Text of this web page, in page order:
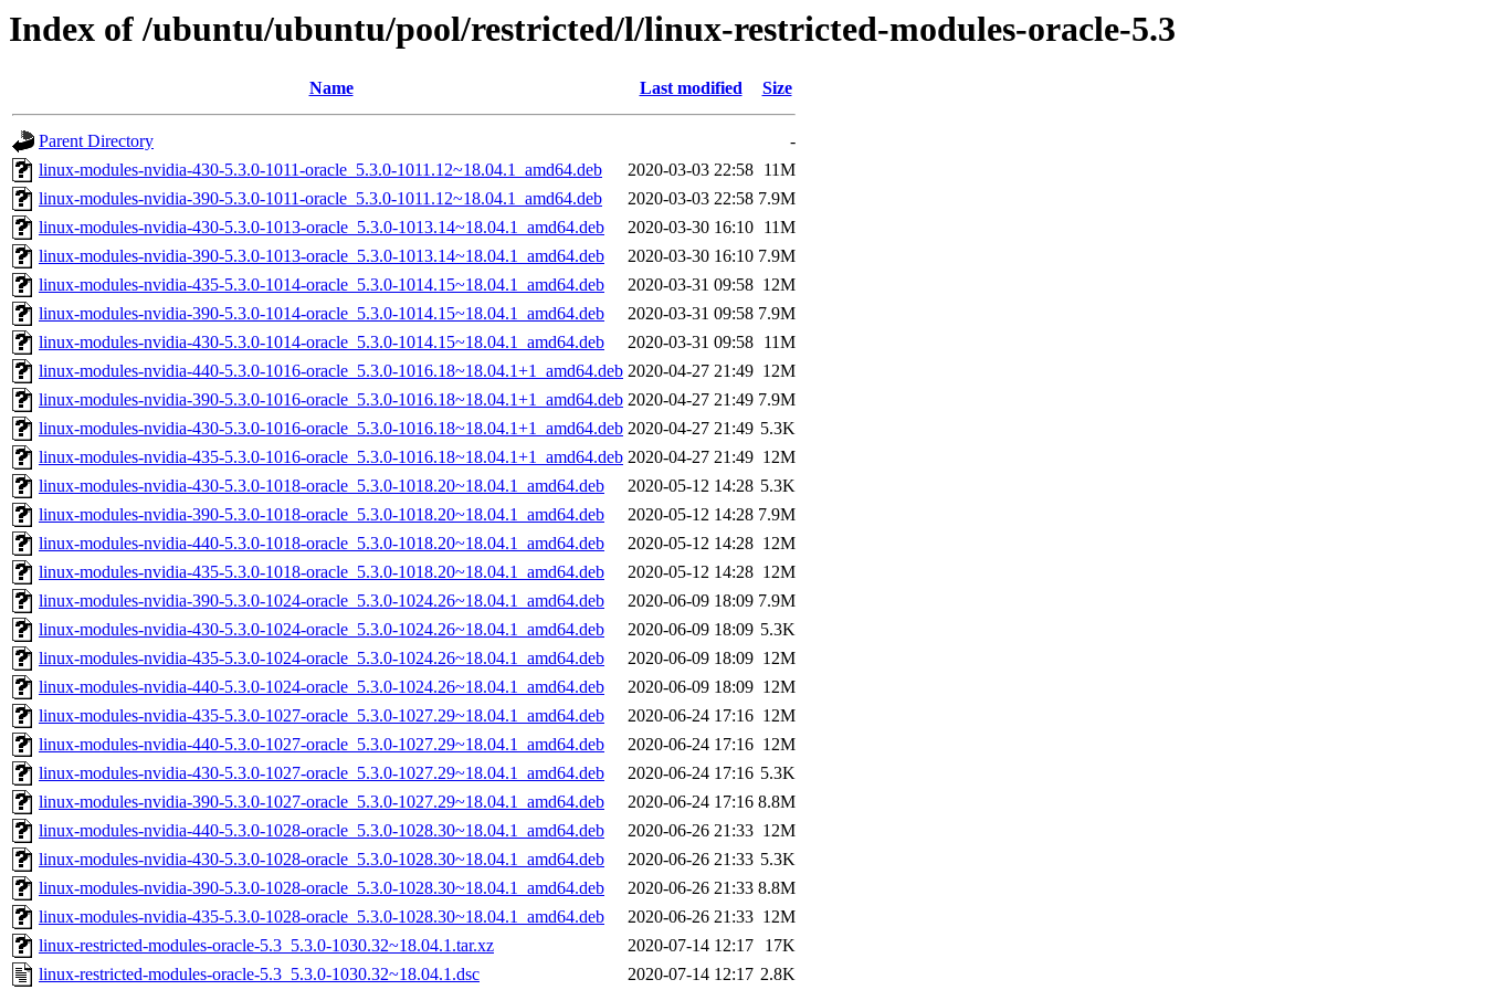
Index of /ubuntu/ubuntu/pool/restricted/l/linux-restricted-modules-oracle-5.3
Name Last modified Size
Parent Directory
-
linux-modules-nvidia-430-5.3.0-1011-oracle_5.3.0-1011.12~18.04.1_amd64.deb
2020-03-03 22:58 11M
linux-modules-nvidia-390-5.3.0-1011-oracle_5.3.0-1011.12~18.04.1_amd64.deb
2020-03-03 22:58 7.9M
linux-modules-nvidia-430-5.3.0-1013-oracle_5.3.0-1013.14~18.04.1_amd64.deb
2020-03-30 16:10 11M
linux-modules-nvidia-390-5.3.0-1013-oracle_5.3.0-1013.14~18.04.1_amd64.deb
2020-03-30 16:10 7.9M
linux-modules-nvidia-435-5.3.0-1014-oracle_5.3.0-1014.15~18.04.1_amd64.deb
2020-03-31 09:58 12M
linux-modules-nvidia-390-5.3.0-1014-oracle_5.3.0-1014.15~18.04.1_amd64.deb
2020-03-31 09:58 7.9M
linux-modules-nvidia-430-5.3.0-1014-oracle_5.3.0-1014.15~18.04.1_amd64.deb
2020-03-31 09:58 11M
linux-modules-nvidia-440-5.3.0-1016-oracle_5.3.0-1016.18~18.04.1+1_amd64.deb 2020-04-27 21:49 12M
linux-modules-nvidia-390-5.3.0-1016-oracle_5.3.0-1016.18~18.04.1+1_amd64.deb 2020-04-27 21:49 7.9M
linux-modules-nvidia-430-5.3.0-1016-oracle_5.3.0-1016.18~18.04.1+1_amd64.deb 2020-04-27 21:49 5.3K
linux-modules-nvidia-435-5.3.0-1016-oracle_5.3.0-1016.18~18.04.1+1_amd64.deb 2020-04-27 21:49 12M
linux-modules-nvidia-430-5.3.0-1018-oracle_5.3.0-1018.20~18.04.1_amd64.deb
2020-05-12 14:28 5.3K
linux-modules-nvidia-390-5.3.0-1018-oracle_5.3.0-1018.20~18.04.1_amd64.deb
2020-05-12 14:28 7.9M
linux-modules-nvidia-440-5.3.0-1018-oracle_5.3.0-1018.20~18.04.1_amd64.deb
2020-05-12 14:28 12M
linux-modules-nvidia-435-5.3.0-1018-oracle_5.3.0-1018.20~18.04.1_amd64.deb
2020-05-12 14:28 12M
linux-modules-nvidia-390-5.3.0-1024-oracle_5.3.0-1024.26~18.04.1_amd64.deb
2020-06-09 18:09 7.9M
linux-modules-nvidia-430-5.3.0-1024-oracle_5.3.0-1024.26~18.04.1_amd64.deb
2020-06-09 18:09 5.3K
linux-modules-nvidia-435-5.3.0-1024-oracle_5.3.0-1024.26~18.04.1_amd64.deb
2020-06-09 18:09 12M
linux-modules-nvidia-440-5.3.0-1024-oracle_5.3.0-1024.26~18.04.1_amd64.deb
2020-06-09 18:09 12M
linux-modules-nvidia-435-5.3.0-1027-oracle_5.3.0-1027.29~18.04.1_amd64.deb
2020-06-24 17:16 12M
linux-modules-nvidia-440-5.3.0-1027-oracle_5.3.0-1027.29~18.04.1_amd64.deb
2020-06-24 17:16 12M
linux-modules-nvidia-430-5.3.0-1027-oracle_5.3.0-1027.29~18.04.1_amd64.deb
2020-06-24 17:16 5.3K
linux-modules-nvidia-390-5.3.0-1027-oracle_5.3.0-1027.29~18.04.1_amd64.deb
2020-06-24 17:16 8.8M
linux-modules-nvidia-440-5.3.0-1028-oracle_5.3.0-1028.30~18.04.1_amd64.deb
2020-06-26 21:33 12M
linux-modules-nvidia-430-5.3.0-1028-oracle_5.3.0-1028.30~18.04.1_amd64.deb
2020-06-26 21:33 5.3K
linux-modules-nvidia-390-5.3.0-1028-oracle_5.3.0-1028.30~18.04.1_amd64.deb
2020-06-26 21:33 8.8M
linux-modules-nvidia-435-5.3.0-1028-oracle_5.3.0-1028.30~18.04.1_amd64.deb
2020-06-26 21:33 12M
linux-restricted-modules-oracle-5.3_5.3.0-1030.32~18.04.1.tar.xz
2020-07-14 12:17
17K
linux-restricted-modules-oracle-5.3_5.3.0-1030.32~18.04.1.dsc
2020-07-14 12:17 2.8K